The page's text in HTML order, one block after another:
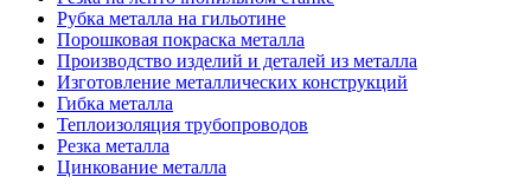
Рубка металла на гильотине
Порошковая покраска металла
Производство изделий и деталей из металла
Изготовление металлических конструкций
Гибка металла
Теплоизоляция трубопроводов
Резка металла
Цинкование металла